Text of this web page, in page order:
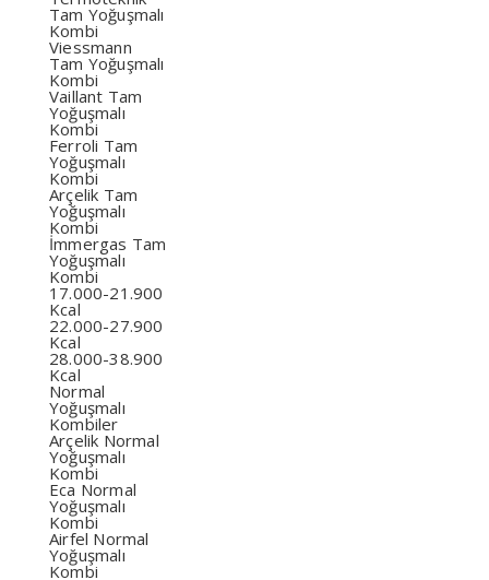
Tam Yoğuşmalı
Kombi
Viessmann
Tam Yoğuşmalı
Kombi
Vaillant Tam
Yoğuşmalı
Kombi
Ferroli Tam
Yoğuşmalı
Kombi
Arçelik Tam
Yoğuşmalı
Kombi
İmmergas Tam
Yoğuşmalı
Kombi
17.000-21.900
Kcal
22.000-27.900
Kcal
28.000-38.900
Kcal
Normal
Yoğuşmalı
Kombiler
Arçelik Normal
Yoğuşmalı
Kombi
Eca Normal
Yoğuşmalı
Kombi
Airfel Normal
Yoğuşmalı
Kombi